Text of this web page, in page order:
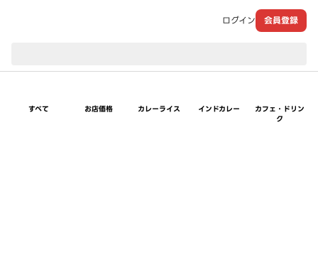
ログイン 会員登録
すべて お店価格 カレーライス インドカレー
カフェ・ドリン
ク